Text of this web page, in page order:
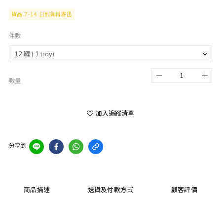
貨品 7-14 日到貨再寄出
件數
數量
加入追蹤清單
分享到
商品描述 送貨及付款方式 顧客評價